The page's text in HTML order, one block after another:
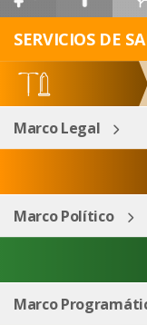
ESP
SERVICIOS DE
Marco Legal
Marco Político
Marco